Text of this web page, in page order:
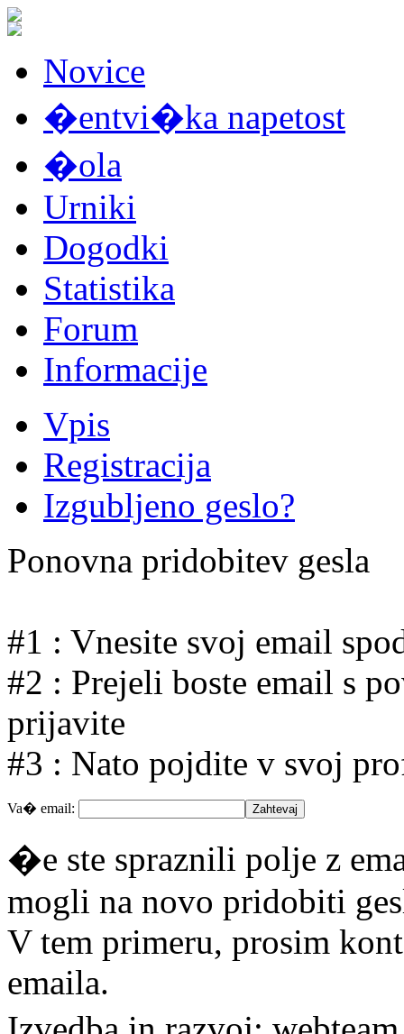
Novice
�entvi�ka napetost
�ola
Urniki
Dogodki
Statistika
Forum
Informacije
Vpis
Registracija
Izgubljeno geslo?
Ponovna pridobitev gesla
#1 : Vnesite svoj email
#2 : Prejeli boste email s
prijavite
#3 : Nato pojdite v svoj
Va� email:
�e ste spraznili polje z
mogli na novo pridobiti
V tem primeru, prosim
emaila.